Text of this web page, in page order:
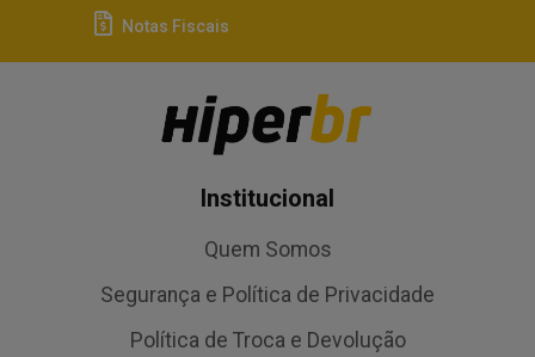
Notas Fiscais
Institucional
Quem Somos
Segurança e Política de Privacidade
Política de Troca e Devolução